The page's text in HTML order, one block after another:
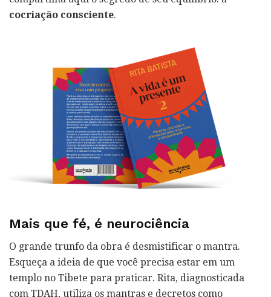
cocriação consciente.
Mais que fé, é neurociência
O grande trunfo da obra é desmistificar o mantra.
Esqueça a ideia de que você precisa estar em um
templo no Tibete para praticar. Rita, diagnosticada
com TDAH, utiliza os mantras e decretos como